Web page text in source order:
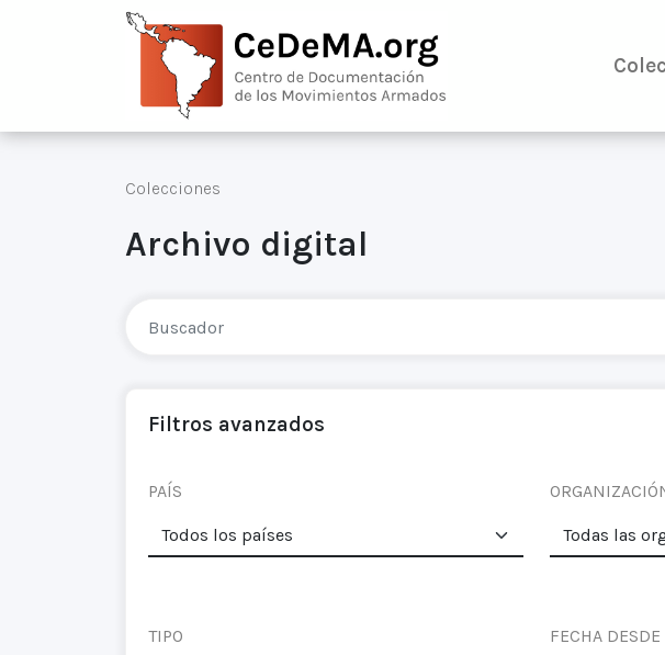
Colecciones
Archivo digital
Filtros avanzados
PAÍS
TIPO FECHA DESDE